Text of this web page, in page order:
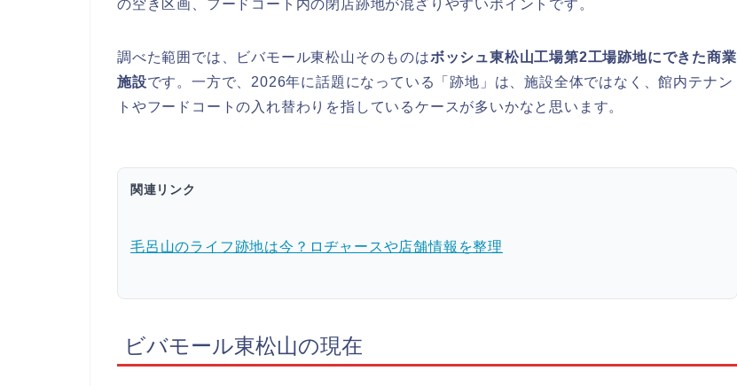
の空き区画、フードコート内の閉店跡地が混ざりやすいポイントです。
調べた範囲では、ビバモール東松山そのものはボッシュ東松山工場第2工場跡地にできた商業
施設です。一方で、2026年に話題になっている「跡地」は、施設全体ではなく、館内テナン
トやフードコートの入れ替わりを指しているケースが多いかなと思います。
関連リンク
毛呂山のライフ跡地は今？ロヂャースや店舗情報を整理
ビバモール東松山の現在